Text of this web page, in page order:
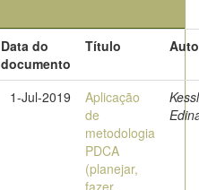
Data do
documento
Título
1-Jul-2019
Aplicação
de
metodologia
PDCA
(planejar,
fazer,